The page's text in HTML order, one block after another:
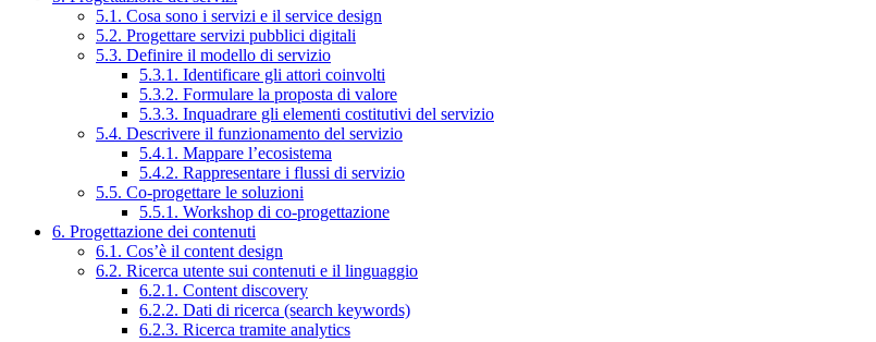
5.1. Cosa sono i servizi e il service design
5.2. Progettare servizi pubblici digitali
5.3. Definire il modello di servizio
5.3.1. Identificare gli attori coinvolti
5.3.2. Formulare la proposta di valore
5.3.3. Inquadrare gli elementi costitutivi del servizio
5.4. Descrivere il funzionamento del servizio
5.4.1. Mappare l’ecosistema
5.4.2. Rappresentare i flussi di servizio
5.5. Co-progettare le soluzioni
5.5.1. Workshop di co-progettazione
6. Progettazione dei contenuti
6.1. Cos’è il content design
6.2. Ricerca utente sui contenuti e il linguaggio
6.2.1. Content discovery
6.2.2. Dati di ricerca (search keywords)
6.2.3. Ricerca tramite analytics